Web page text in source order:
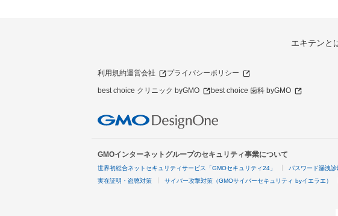
エキテンと
利用規約運営会社 プライバシーポリシー
best choice クリニック byGMO best choice 歯科 byGMO
GMOインターネットグループのセキュリティ事業について
世界初総合ネットセキュリティサービス「GMOセキュリティ24」 パスワード漏洩診
実在証明・盗聴対策 サイバー攻撃対策（GMOサイバーセキュリティ byイエラエ）